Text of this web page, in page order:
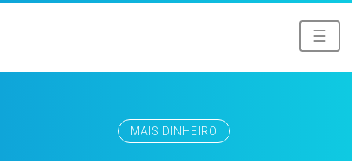
☰
MAIS DINHEIRO